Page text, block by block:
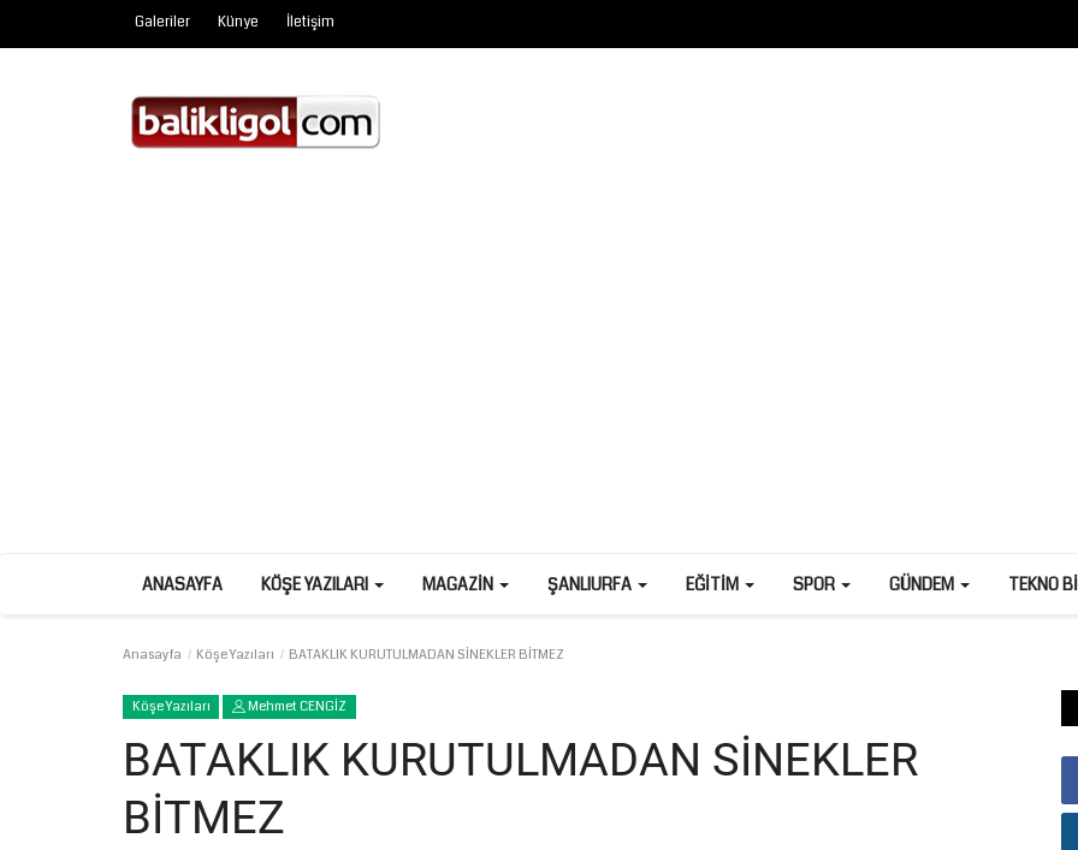
Galeriler Künye İletişim
ANASAYFA KÖŞE YAZILARI MAGAZIN ŞANLIURFA EĞITIM SPOR GÜNDEM TEKNO
Anasayfa Köşe Yazıları BATAKLIK KURUTULMADAN SİNEKLER BİTMEZ
Köşe Yazıları Mehmet CENGİZ
BATAKLIK KURUTULMADAN SİNEKLER
BİTMEZ